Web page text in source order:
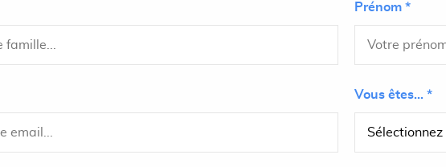
Prénom *
Vous êtes... *